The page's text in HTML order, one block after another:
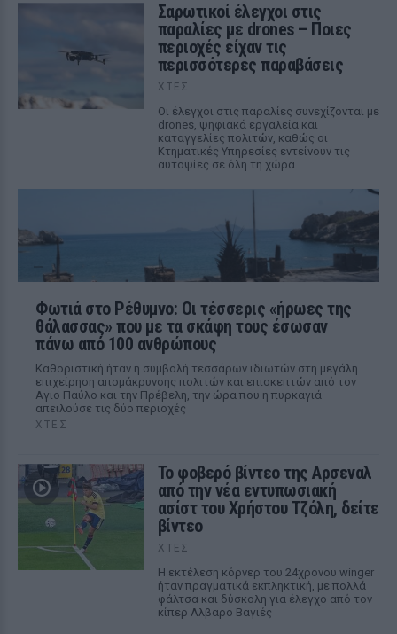
Σαρωτικοί έλεγχοι στις
παραλίες με drones – Ποιες
περιοχές είχαν τις
περισσότερες παραβάσεις
ΧΤΕΣ
Οι έλεγχοι στις παραλίες συνεχίζονται με
drones, ψηφιακά εργαλεία και
καταγγελίες πολιτών, καθώς οι
Κτηματικές Υπηρεσίες εντείνουν τις
αυτοψίες σε όλη τη χώρα
Φωτιά στο Ρέθυμνο: Οι τέσσερις «ήρωες της
θάλασσας» που με τα σκάφη τους έσωσαν
πάνω από 100 ανθρώπους
Καθοριστική ήταν η συμβολή τεσσάρων ιδιωτών στη μεγάλη
επιχείρηση απομάκρυνσης πολιτών και επισκεπτών από τον
Αγιο Παύλο και την Πρέβελη, την ώρα που η πυρκαγιά
απειλούσε τις δύο περιοχές
ΧΤΕΣ
Το φοβερό βίντεο της Αρσεναλ
από την νέα εντυπωσιακή
ασίστ του Χρήστου Τζόλη, δείτε
βίντεο
ΧΤΕΣ
Η εκτέλεση κόρνερ του 24χρονου winger
ήταν πραγματικά εκπληκτική, με πολλά
φάλτσα και δύσκολη για έλεγχο από τον
κίπερ Αλβαρο Βαγιές